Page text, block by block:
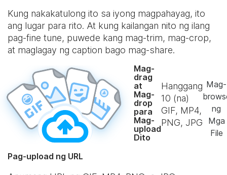
Kung nakakatulong ito sa iyong magpahayag, ito
ang lugar para rito. At kung kailangan nito ng ilang
pag-fine tune, puwede kang mag-trim, mag-crop,
at maglagay ng caption bago mag-share.
Mag-
drag
at
Mag-
drop
para
Mag-
upload
Dito
Hanggang
10 (na)
GIF, MP4,
PNG, JPG
Mag-
ng
Mga
File
Pag-upload ng URL